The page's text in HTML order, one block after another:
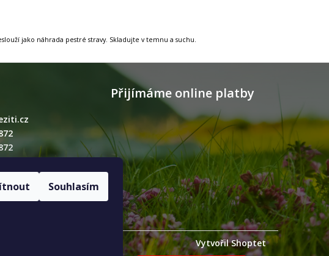
Souhlasím
jako náhrada pestré stravy. Skladujte v temnu a suchu.
Přijímáme online platby
Vytvořil Shoptet